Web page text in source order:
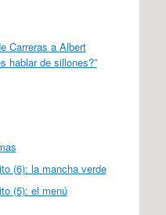
Carreras a Albert
hablar de sillones?”
(6): la mancha verde
(5): el menú